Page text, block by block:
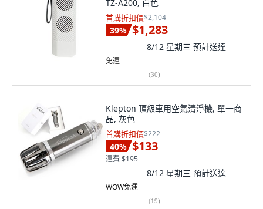
TZ-A200, 白色
首購折扣價$2,104
39% $1,283
8/12 星期三 預計送達
免運
(30)
Klepton 頂級車用空氣清淨機, 單一商
品, 灰色
首購折扣價$222
40% $133
運費 $195
8/12 星期三 預計送達
WOW免運
(19)